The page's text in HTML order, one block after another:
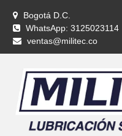
content
Bogotá D.C.
WhatsApp: 3125023114
ventas@militec.co